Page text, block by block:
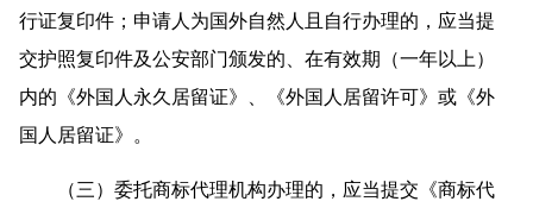
行证复印件；申请人为国外自然人且自行办理的，应当提
交护照复印件及公安部门颁发的、在有效期（一年以上）
内的《外国人永久居留证》、《外国人居留许可》或《外
国人居留证》。
（三）委托商标代理机构办理的，应当提交《商标代